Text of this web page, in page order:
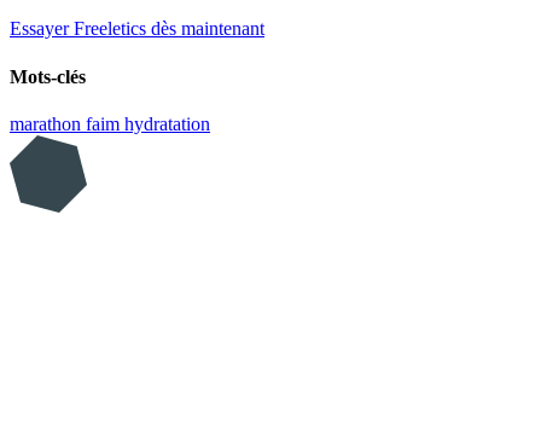
Essayer Freeletics dès maintenant
Mots-clés
marathon faim hydratation